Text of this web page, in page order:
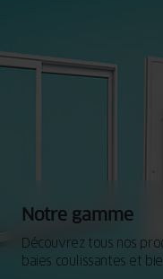
Notre gamme
Découvrez tous nos
baies coulissantes et